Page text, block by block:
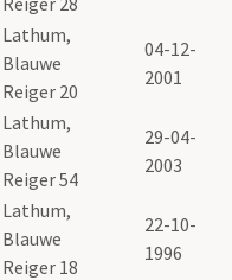
Lathum,
Blauwe
Reiger 20
04-12-
2001
Lathum,
Blauwe
Reiger 54
29-04-
2003
Lathum,
Blauwe
Reiger 18
22-10-
1996